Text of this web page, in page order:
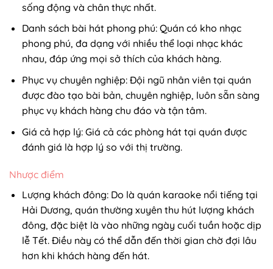
sống động và chân thực nhất.
Danh sách bài hát phong phú: Quán có kho nhạc
phong phú, đa dạng với nhiều thể loại nhạc khác
nhau, đáp ứng mọi sở thích của khách hàng.
Phục vụ chuyên nghiệp: Đội ngũ nhân viên tại quán
được đào tạo bài bản, chuyên nghiệp, luôn sẵn sàng
phục vụ khách hàng chu đáo và tận tâm.
Giá cả hợp lý: Giá cả các phòng hát tại quán được
đánh giá là hợp lý so với thị trường.
Nhược điểm
Lượng khách đông: Do là quán karaoke nổi tiếng tại
Hải Dương, quán thường xuyên thu hút lượng khách
đông, đặc biệt là vào những ngày cuối tuần hoặc dịp
lễ Tết. Điều này có thể dẫn đến thời gian chờ đợi lâu
hơn khi khách hàng đến hát.